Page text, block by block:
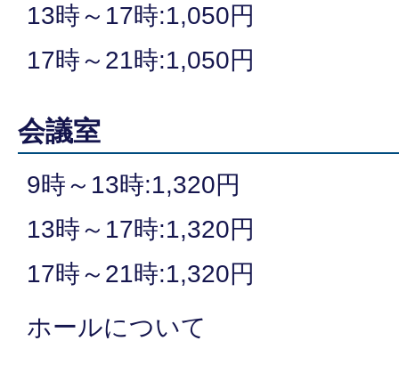
13時～17時:1,050円
17時～21時:1,050円
会議室
9時～13時:1,320円
13時～17時:1,320円
17時～21時:1,320円
ホールについて